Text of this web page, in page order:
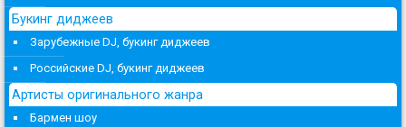
Букинг диджеев
Зарубежные DJ, букинг диджеев
Российские DJ, букинг диджеев
Артисты оригинального жанра
Бармен шоу